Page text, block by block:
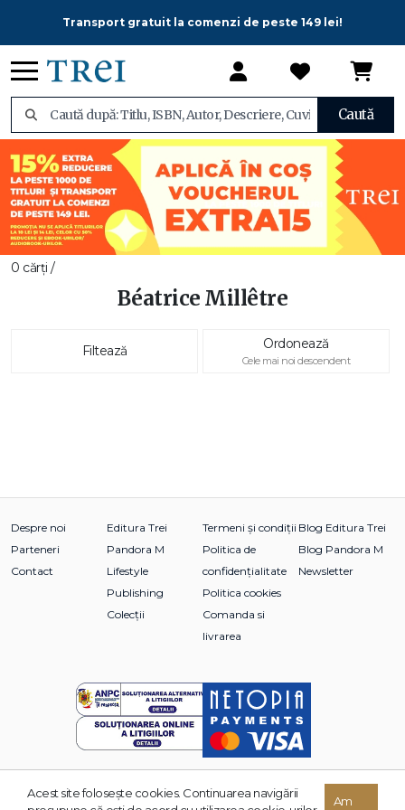
Transport gratuit la comenzi de peste 149 lei!
Caută
0 cărți /
Béatrice Millêtre
Filtează Ordonează
Cele mai noi descendent
Despre noi
Parteneri
Contact
Editura Trei
Pandora M
Lifestyle
Publishing
Colecții
Termeni și condiții
Politica de
confidențialitate
Politica cookies
Comanda si
livrarea
Blog Editura Trei
Blog Pandora M
Newsletter
© 2026 Grupul Editorial TREI. Toate drepturile rezervate.
Acest site foloseşte cookies. Continuarea navigării
Am